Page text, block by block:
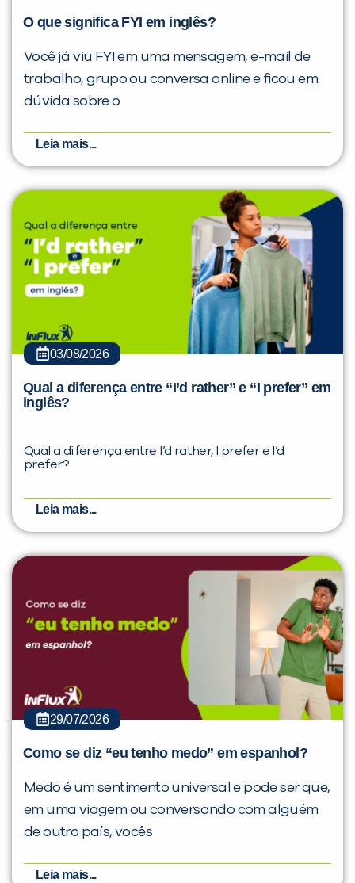
O que significa FYI em inglês?
Você já viu FYI em uma mensagem, e-mail de
trabalho, grupo ou conversa online e ficou em
dúvida sobre o
Leia mais...
03/08/2026
Qual a diferença entre “I’d rather” e “I prefer” em
inglês?
Qual a diferença entre I’d rather, I prefer e I’d
prefer?
Leia mais...
29/07/2026
Como se diz “eu tenho medo” em espanhol?
Medo é um sentimento universal e pode ser que,
em uma viagem ou conversando com alguém
de outro país, vocês
Leia mais...